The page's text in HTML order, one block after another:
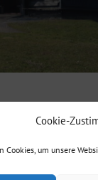
Cookie-
Cookies, um unsere
das zeigt die
Fränkischen